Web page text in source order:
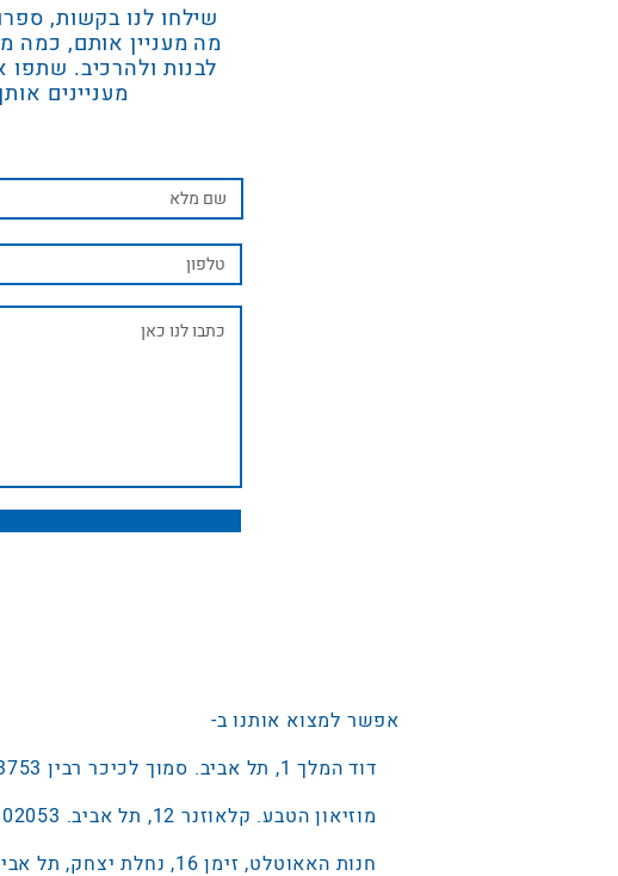
שילחו לנו בקשות,
מה מעניין אותם, כמה
לבנות ולהרכיב. שתפו
מעניינים
אפשר למצוא אותנו ב-
דוד המלך 1, תל אביב. סמוך לכיכר רבין 0775523753
מוזיאון הטבע. קלאוזנר 12, תל אביב. ‭073-3802053
חנות האאוטלט, זימן 16, נחלת יצחק, תל אביב.